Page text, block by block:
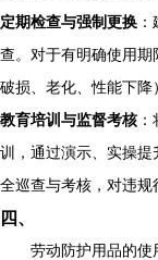
定期检查与强制更换
查。对于有明确使用
破损、老化、性能下降
教育培训与监督考核
训，通过演示、实操
全巡查与考核，对违规
四、
劳动防护用品的使